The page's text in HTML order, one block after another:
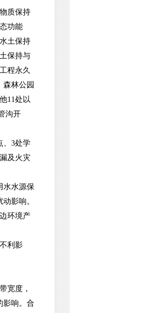
质保持
功能
土保持
保持与
程永久
森林公园
11处以
沟开
、3处学
及火灾
水水源保
影响。
环境产
利影
宽度，
影响。合